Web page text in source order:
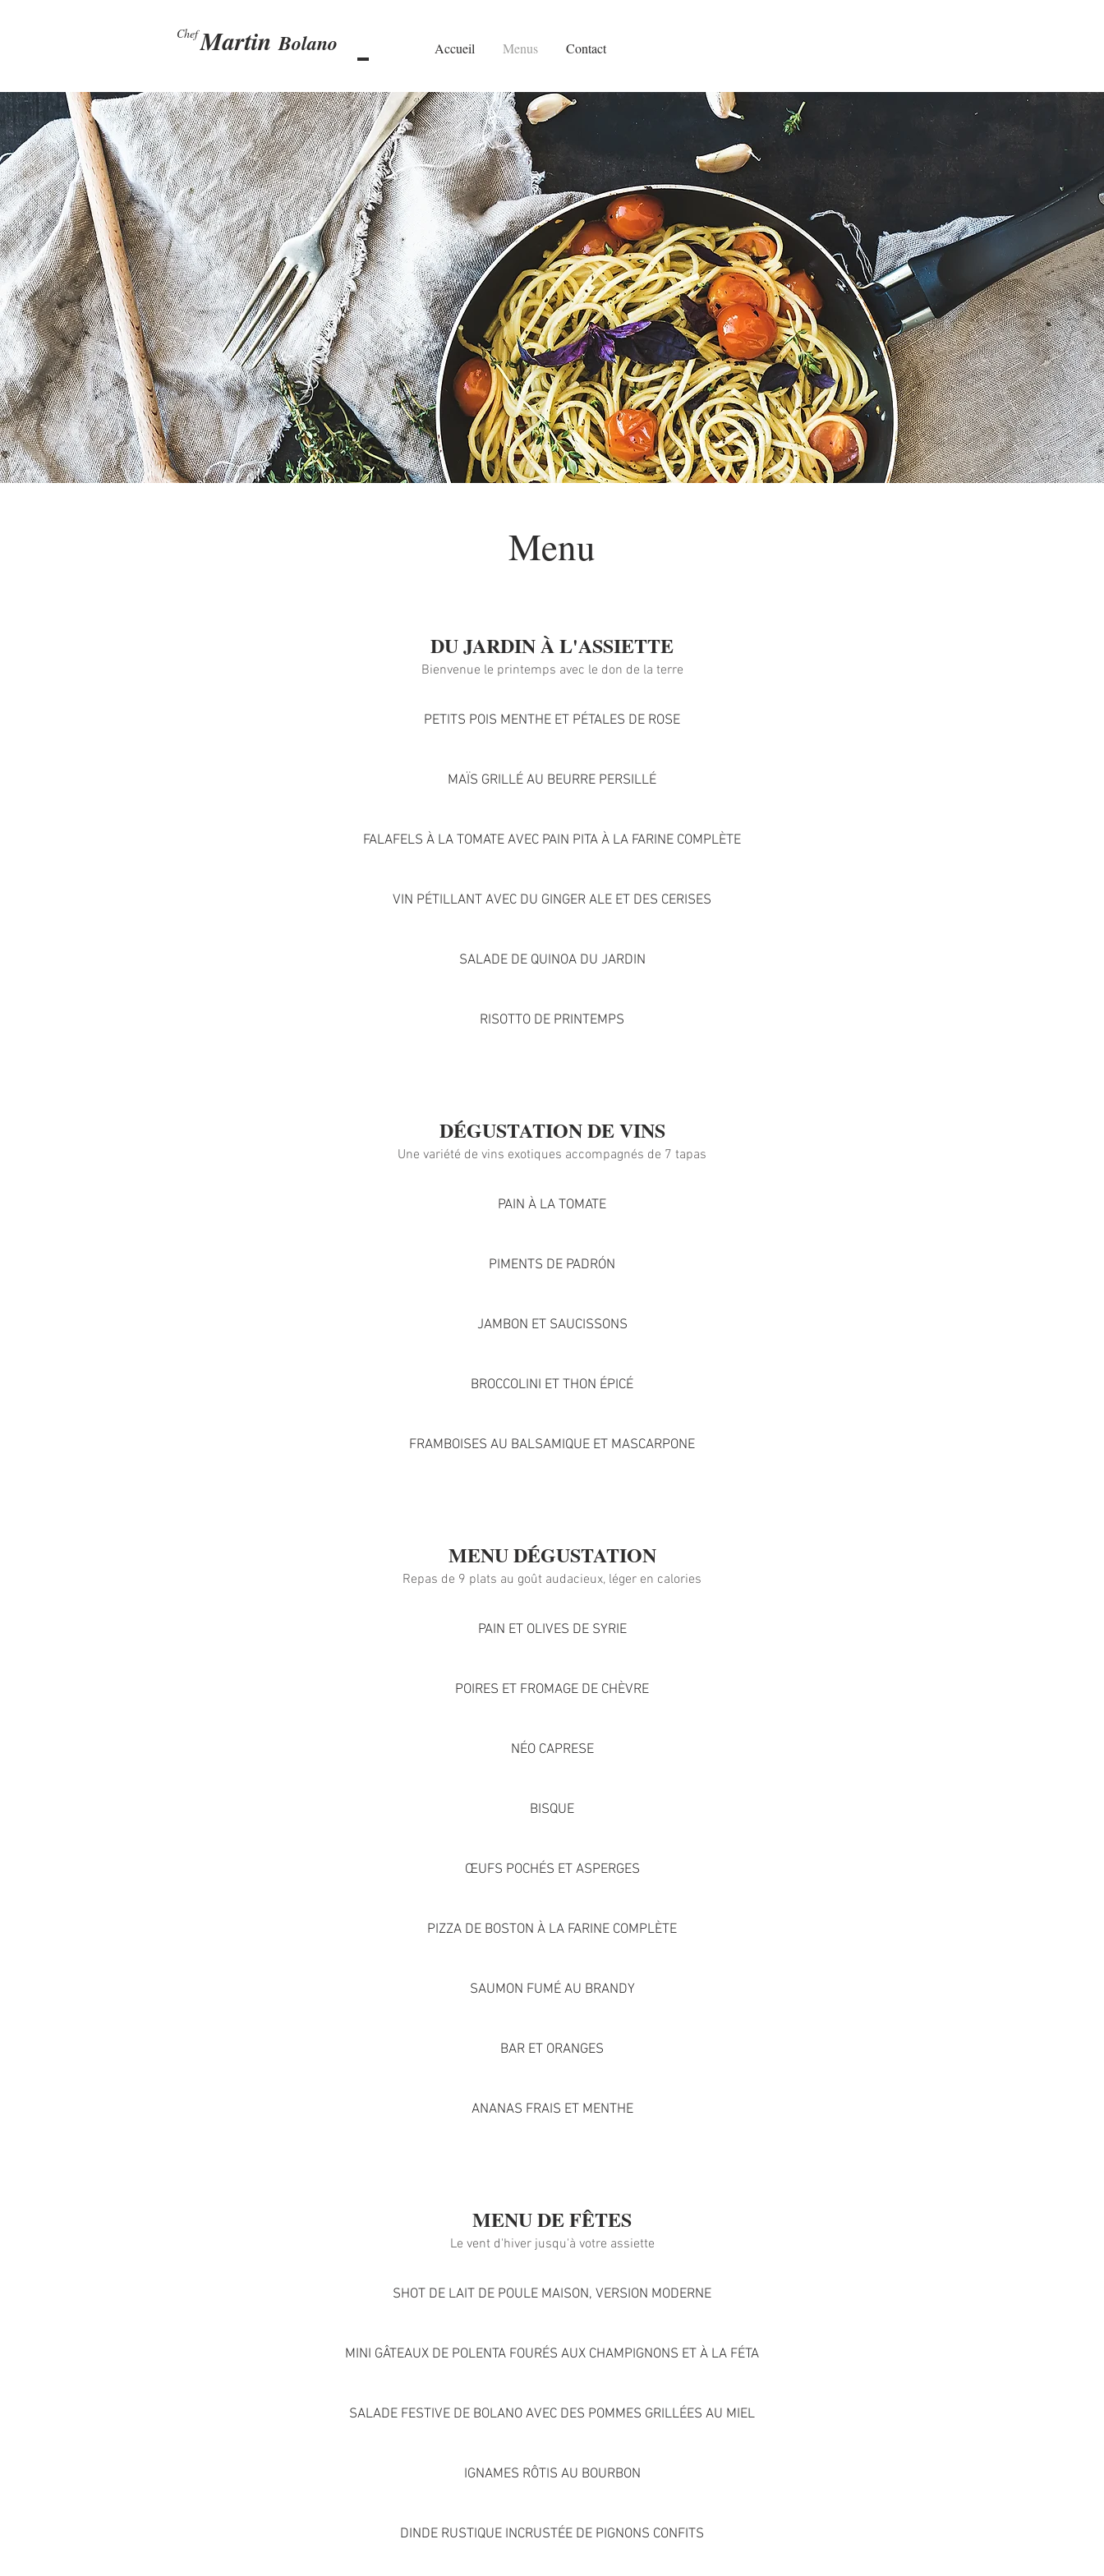
ChefMartin Bolano Accueil Menus Contact
Menu
DU JARDIN À L'ASSIETTE
Bienvenue le printemps avec le don de la terre
PETITS POIS MENTHE ET PÉTALES DE ROSE
MAÏS GRILLÉ AU BEURRE PERSILLÉ
FALAFELS À LA TOMATE AVEC PAIN PITA À LA FARINE COMPLÈTE
VIN PÉTILLANT AVEC DU GINGER ALE ET DES CERISES
SALADE DE QUINOA DU JARDIN
RISOTTO DE PRINTEMPS
DÉGUSTATION DE VINS
Une variété de vins exotiques accompagnés de 7 tapas
PAIN À LA TOMATE
PIMENTS DE PADRÓN
JAMBON ET SAUCISSONS
BROCCOLINI ET THON ÉPICÉ
FRAMBOISES AU BALSAMIQUE ET MASCARPONE
MENU DÉGUSTATION
Repas de 9 plats au goût audacieux, léger en calories
PAIN ET OLIVES DE SYRIE
POIRES ET FROMAGE DE CHÈVRE
NÉO CAPRESE
BISQUE
ŒUFS POCHÉS ET ASPERGES
PIZZA DE BOSTON À LA FARINE COMPLÈTE
SAUMON FUMÉ AU BRANDY
BAR ET ORANGES
ANANAS FRAIS ET MENTHE
MENU DE FÊTES
Le vent d'hiver jusqu'à votre assiette
SHOT DE LAIT DE POULE MAISON, VERSION MODERNE
MINI GÂTEAUX DE POLENTA FOURÉS AUX CHAMPIGNONS ET À LA FÉTA
SALADE FESTIVE DE BOLANO AVEC DES POMMES GRILLÉES AU MIEL
IGNAMES RÔTIS AU BOURBON
DINDE RUSTIQUE INCRUSTÉE DE PIGNONS CONFITS